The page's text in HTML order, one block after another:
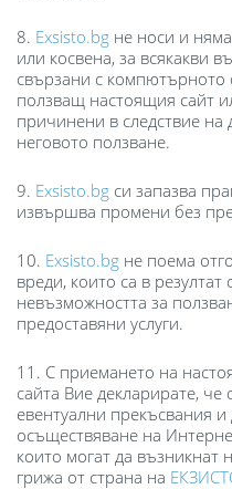
8. Exsisto.bg не носи и
или косвена, за всякакви
свързани с компютърното
ползващ настоящия сайт
причинени в следствие
неговото ползване.
9. Exsisto.bg си запазва
извършва промени без
10. Exsisto.bg не поема
вреди, които са в
невъзможността за
предоставяни услуги.
11. С приемането на
сайта Вие декларирате,
евентуални прекъсвания
осъществяване на
които могат да възникнат
грижа от страна на